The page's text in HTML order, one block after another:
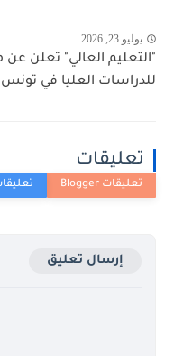
يوليو 23, 2026
"التعليم العالي" تعلن عن
للدراسات العليا في تونس
تعليقات
إرسال تعليق